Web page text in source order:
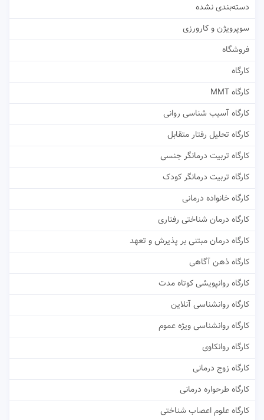
دسته‌بندی نشده
سوپرویژن و کارورزی
فروشگاه
کارگاه
کارگاه MMT
کارگاه آسیب شناسی روانی
کارگاه تحلیل رفتار متقابل
کارگاه تربیت درمانگر جنسی
کارگاه تربیت درمانگر کودک
کارگاه خانواده درمانی
کارگاه درمان شناختی رفتاری
کارگاه درمان مبتنی بر پذیرش و تعهد
کارگاه ذهن آگاهی
کارگاه روانپویشی کوتاه مدت
کارگاه روانشناسی آنلاین
کارگاه روانشناسی ویژه عموم
کارگاه روانکاوی
کارگاه زوج درمانی
کارگاه طرحواره درمانی
کارگاه علوم اعصاب شناختی